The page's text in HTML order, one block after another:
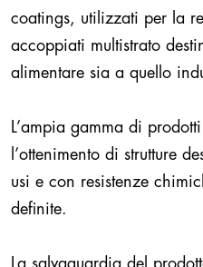
coatings, utilizzati per la
accoppiati multistrato
alimentare sia a quello
L’ampia gamma di
l’ottenimento di strutture
usi e con resistenze
definite.
La salvaguardia del